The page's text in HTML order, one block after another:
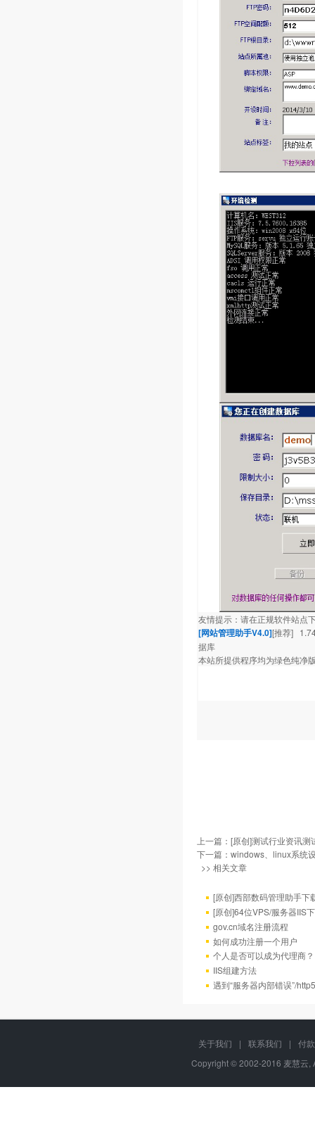
友情提示：请在正规软件站点
[网站管理助手V4.0][推荐]
据库
本站所提供程序均为绿色纯净
上一篇： [原创]测试行业资讯测
下一篇： windows、linux系统
>> 相关文章
[原创]西部数码管理助手下
[原创]64位VPS/服务器IIS
gov.cn域名注册流程
如何成功注册一个用户
个人是否可以成为代理商？
IIS组建方法
遇到“服务器内部错误”/
关于我们 | 联系我们 |
付
Copyright © 2002-2016 麦慧云